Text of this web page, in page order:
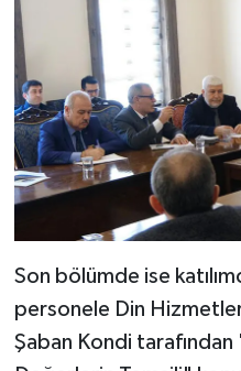
Son bölümde ise
personele Din
Şaban Kondi
Elazığ Müftülüğü
Erzincan Müftülüğü
Erzurum Müftülüğü
Eskişehir Müftülüğü
Gaziantep
Gümüşhane